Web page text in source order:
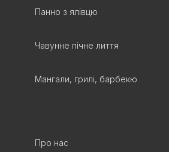
Панно з ялівцю
Чавунне пічне лиття
Мангали, грилі, барбекю
Про нас